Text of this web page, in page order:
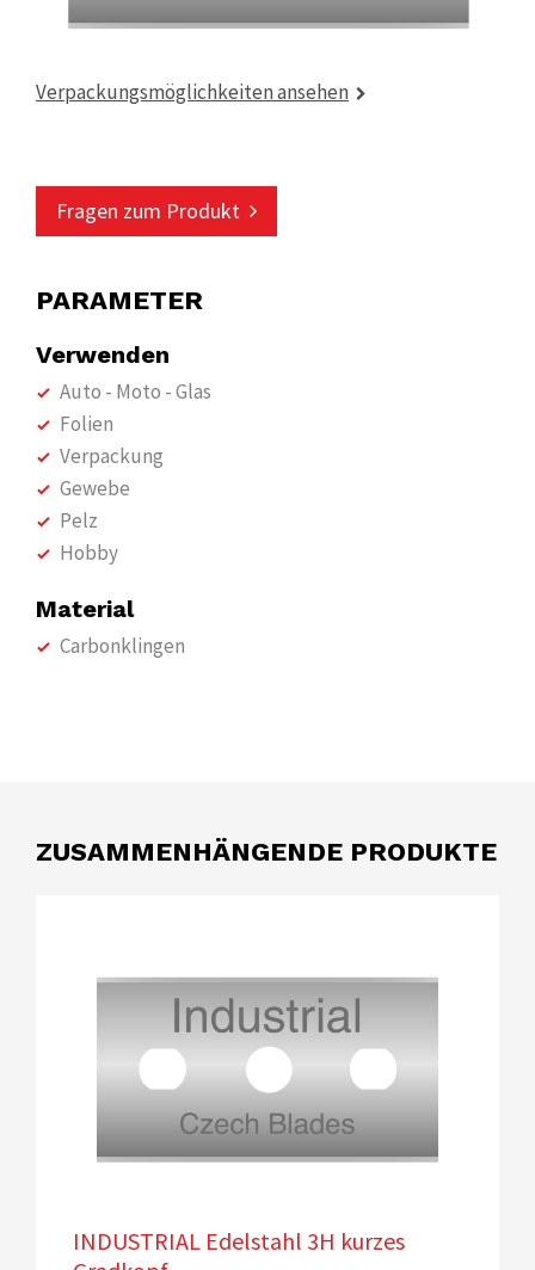
Verpackungsmöglichkeiten ansehen
Fragen zum Produkt
PARAMETER
Verwenden
Auto - Moto - Glas
Folien
Verpackung
Gewebe
Pelz
Hobby
Material
Carbonklingen
ZUSAMMENHÄNGENDE PRODUKTE
INDUSTRIAL Edelstahl 3H kurzes